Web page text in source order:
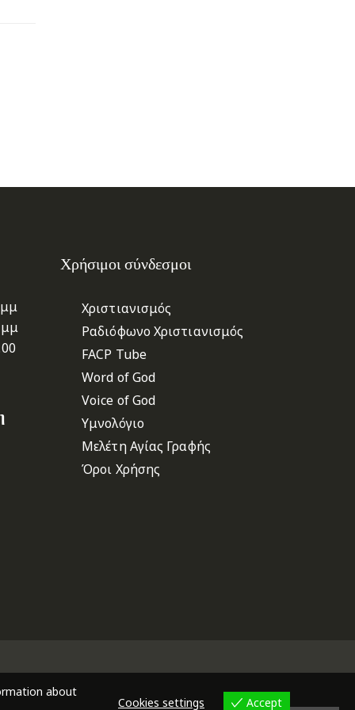
μμ
Χρήσιμοι σύνδεσμοι
Χριστιανισμός
Ραδιόφωνο Χριστιανισμός
FACP Tube
Word of God
Voice of God
Υμνολόγιο
Μελέτη Αγίας Γραφής
Όροι Χρήσης
about
Cookies settings Accept